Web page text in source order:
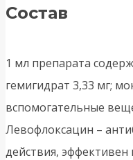
Состав
1 мл препарата
гемигидрат 3,33 мг;
вспомогательные
Левофлоксацин –
действия,